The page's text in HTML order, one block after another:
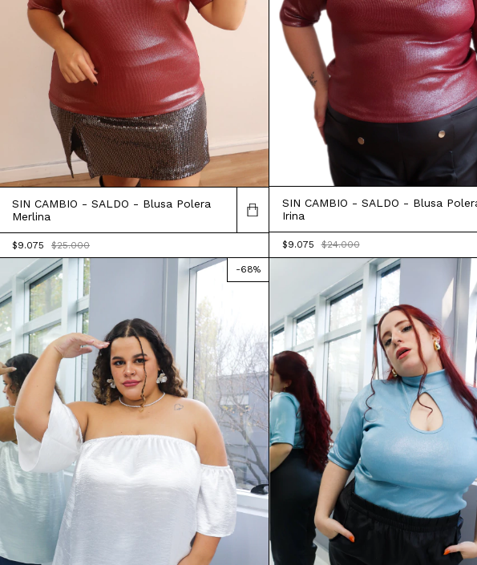
SIN CAMBIO - SALDO - Blusa Polera
Merlina
$9.075 $25.000
SIN CAMBIO - SALDO - Blusa
Irina
$9.075 $24.000
-68%